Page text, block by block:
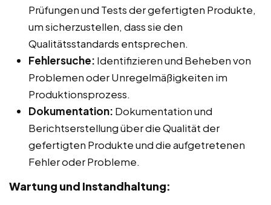
Prüfungen und Tests der gefertigten Produkte,
um sicherzustellen, dass sie den
Qualitätsstandards entsprechen.
Fehlersuche: Identifizieren und Beheben von
Problemen oder Unregelmäßigkeiten im
Produktionsprozess.
Dokumentation: Dokumentation und
Berichtserstellung über die Qualität der
gefertigten Produkte und die aufgetretenen
Fehler oder Probleme.
Wartung und Instandhaltung: